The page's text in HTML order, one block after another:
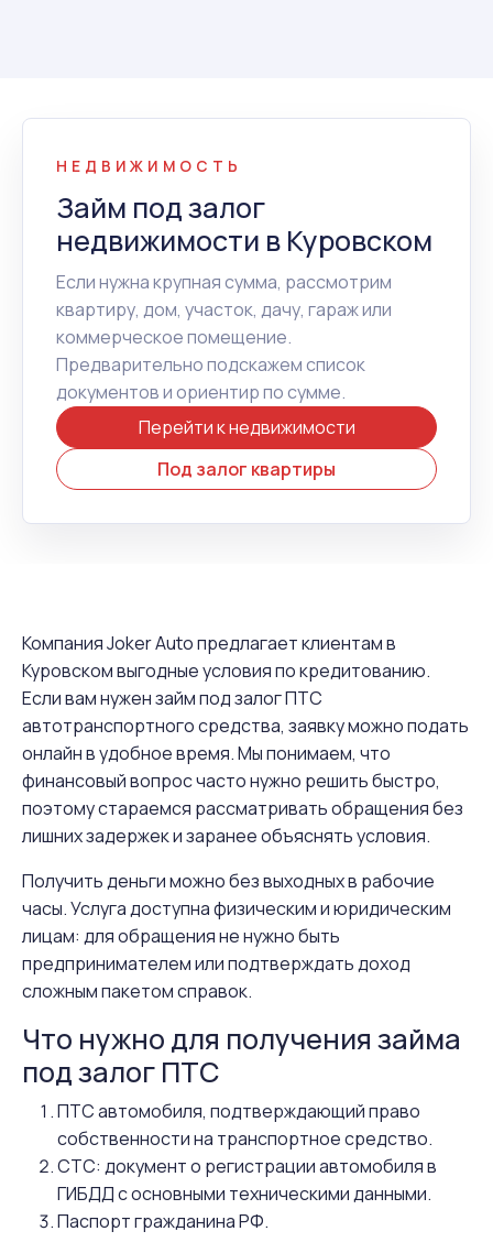
НЕДВИЖИМОСТЬ
Займ под залог
недвижимости в Куровском
Если нужна крупная сумма, рассмотрим
квартиру, дом, участок, дачу, гараж или
коммерческое помещение.
Предварительно подскажем список
документов и ориентир по сумме.
Перейти к недвижимости
Под залог квартиры
Компания Joker Auto предлагает клиентам в
Куровском выгодные условия по кредитованию.
Если вам нужен займ под залог ПТС
автотранспортного средства, заявку можно подать
онлайн в удобное время. Мы понимаем, что
финансовый вопрос часто нужно решить быстро,
поэтому стараемся рассматривать обращения без
лишних задержек и заранее объяснять условия.
Получить деньги можно без выходных в рабочие
часы. Услуга доступна физическим и юридическим
лицам: для обращения не нужно быть
предпринимателем или подтверждать доход
сложным пакетом справок.
Что нужно для получения займа
под залог ПТС
ПТС автомобиля, подтверждающий право
собственности на транспортное средство.
СТС: документ о регистрации автомобиля в
ГИБДД с основными техническими данными.
Паспорт гражданина РФ.